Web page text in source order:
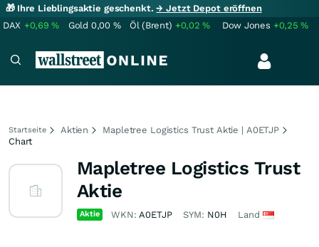
🎁 Ihre Lieblingsaktie geschenkt.→ Jetzt Depot eröffnen
DAX +0,69% Gold 0,00 % Öl (Brent) +0,02% Dow Jones +0,25%
Startseite Aktien
Mapletree Logistics Trust Aktie | A0ETJP
Chart
Mapletree Logistics Trust
Aktie
Aktie WKN:A0ETJP SYM: N0H Land